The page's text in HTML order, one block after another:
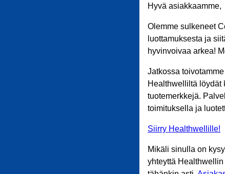
Hyvä asiakkaamme,
Olemme sulkeneet
luottamuksesta ja
hyvinvoivaa arkea!
Jatkossa
Healthwelliltä löydät
tuotemerkkejä.
toimituksella ja
Siirry Healthwellille!
Mikäli sinulla on
yhteyttä